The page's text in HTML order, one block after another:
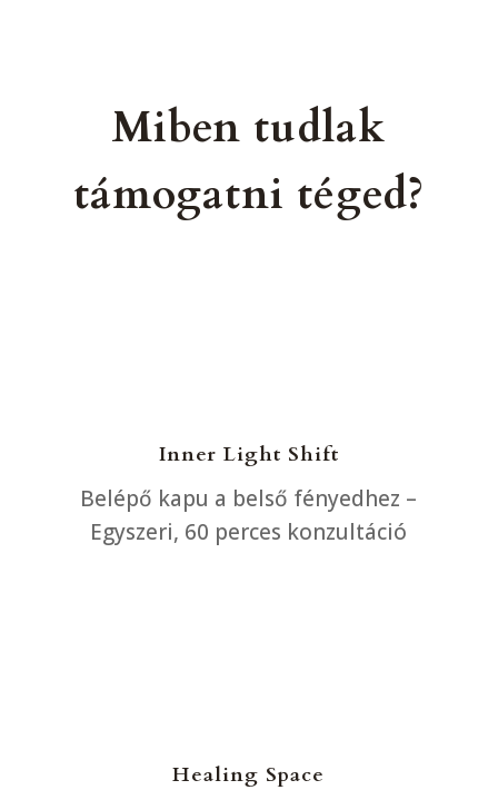
Miben tudlak
támogatni téged?
Inner Light Shift
Belépő kapu a belső fényedhez –
Egyszeri, 60 perces konzultáció
Healing Space